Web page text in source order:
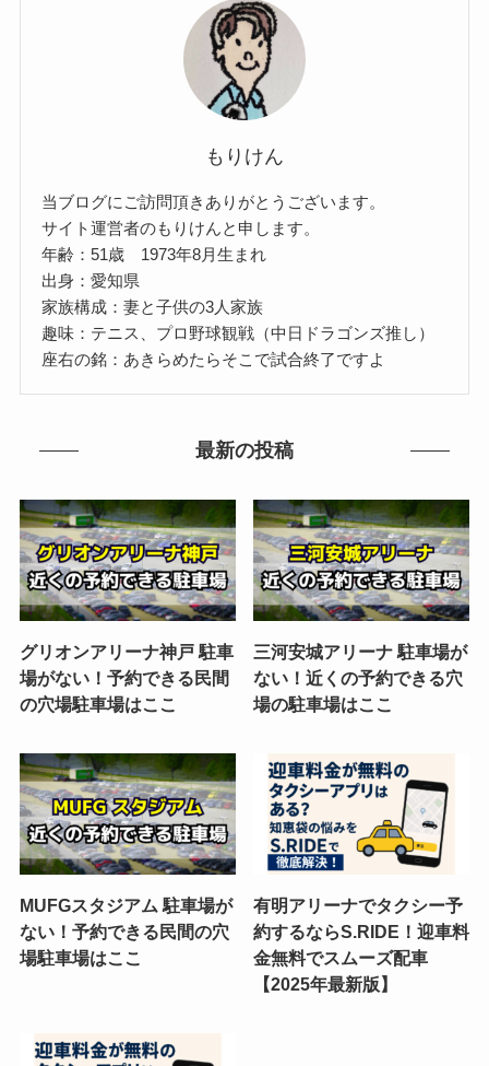
もりけん
当ブログにご訪問頂きありがとうございます。
サイト運営者のもりけんと申します。
年齢：51歳 1973年8月生まれ
出身：愛知県
家族構成：妻と子供の3人家族
趣味：テニス、プロ野球観戦（中日ドラゴンズ推し）
座右の銘：あきらめたらそこで試合終了ですよ
最新の投稿
グリオンアリーナ神戸 駐車
場がない！予約できる民間
の穴場駐車場はここ
三河安城アリーナ 駐車場が
ない！近くの予約できる穴
場の駐車場はここ
MUFGスタジアム 駐車場が
ない！予約できる民間の穴
場駐車場はここ
有明アリーナでタクシー予
約するならS.RIDE！迎車料
金無料でスムーズ配車
【2025年最新版】